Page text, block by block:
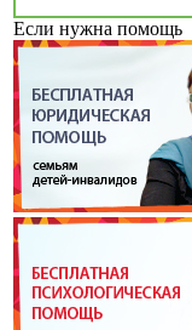
Если нужна помощь